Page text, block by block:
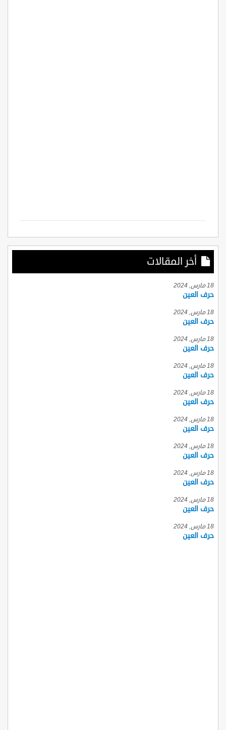
أخر المقالات
18 مارس, 2024
حرف العين
18 مارس, 2024
حرف العين
18 مارس, 2024
حرف العين
18 مارس, 2024
حرف العين
18 مارس, 2024
حرف العين
18 مارس, 2024
حرف العين
18 مارس, 2024
حرف العين
18 مارس, 2024
حرف العين
18 مارس, 2024
حرف العين
18 مارس, 2024
حرف العين